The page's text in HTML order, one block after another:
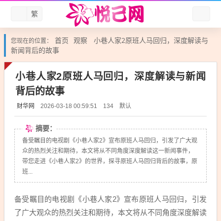
繁
您现在的位置： 首页 观察
小巷人家2原班人马回归，深度解读与
新闻背后的故事
小巷人家2原班人马回归，深度解读与新闻
背后的故事
财华网 2026-03-18 00:59:51 134 默认
摘要：
备受瞩目的电视剧《小巷人家2》宣布原班人马回归，引发了广大观
众的热烈关注和期待，本文将从不同角度深度解读这一新闻事件，
带您走进《小巷人家2》的世界，探寻原班人马回归背后的故事，原
班...
备受瞩目的电视剧《小巷人家2》宣布原班人马回归，引发
了广大观众的热烈关注和期待，本文将从不同角度深度解读